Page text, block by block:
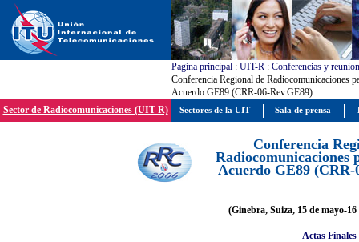
Pagína principal : UIT-R : Conferencias y
Conferencia Regional de Radiocomunicaciones
Acuerdo GE89 (CRR-06-Rev.GE89)
Sector de Radiocomunicaciones (UIT-R)
Conferencia
Radiocomunicaciones
Acuerdo GE89 (CRR-
(Ginebra, Suiza, 15 de mayo-
Actas Finales
Sectores de la UIT Sala de prensa